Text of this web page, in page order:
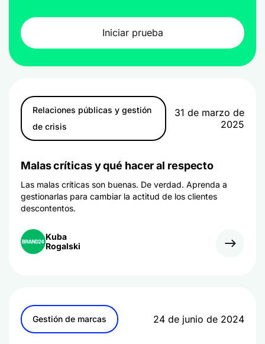
Iniciar prueba
Relaciones públicas y gestión
de crisis
31 de marzo de
2025
Malas críticas y qué hacer al respecto
Las malas críticas son buenas. De verdad. Aprenda a
gestionarlas para cambiar la actitud de los clientes
descontentos.
Kuba
Rogalski
Gestión de marcas 24 de junio de 2024